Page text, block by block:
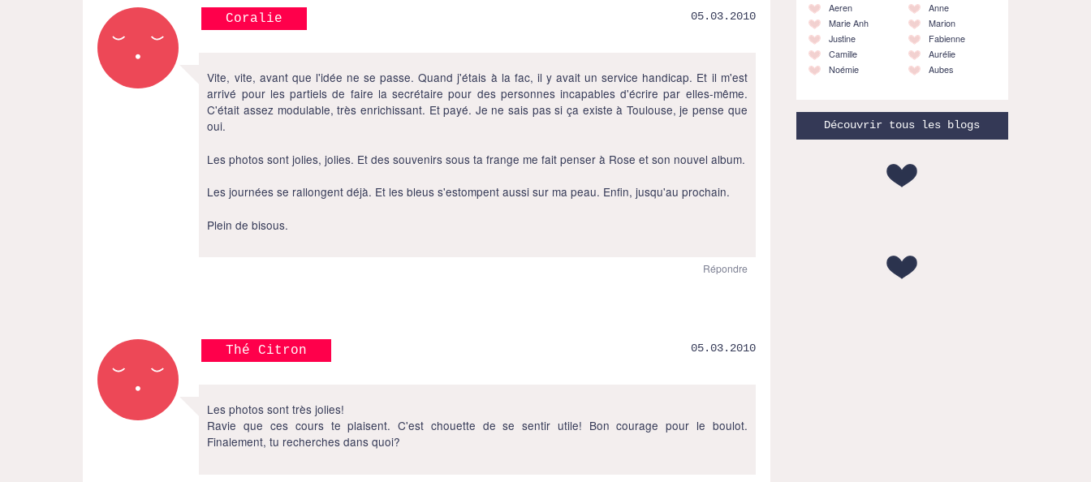
Coralie 05.03.2010
Vite, vite, avant que l'idée ne se passe. Quand j'étais à la fac, il y avait un service handicap. Et il m'est
arrivé pour les partiels de faire la secrétaire pour des personnes incapables d'écrire par elles-même.
C'était assez modulable, très enrichissant. Et payé. Je ne sais pas si ça existe à Toulouse, je pense que
oui.
Les photos sont jolies, jolies. Et des souvenirs sous ta frange me fait penser à Rose et son nouvel album.
Les journées se rallongent déjà. Et les bleus s'estompent aussi sur ma peau. Enfin, jusqu'au prochain.
Plein de bisous.
Répondre
Thé Citron 05.03.2010
Les photos sont très jolies!
Ravie que ces cours te plaisent. C'est chouette de se sentir utile! Bon courage pour le boulot.
Finalement, tu recherches dans quoi?
Aeren
Marie Anh
Justine
Camille
Noémie
Anne
Marion
Fabienne
Aurélie
Aubes
Découvrir tous les blogs